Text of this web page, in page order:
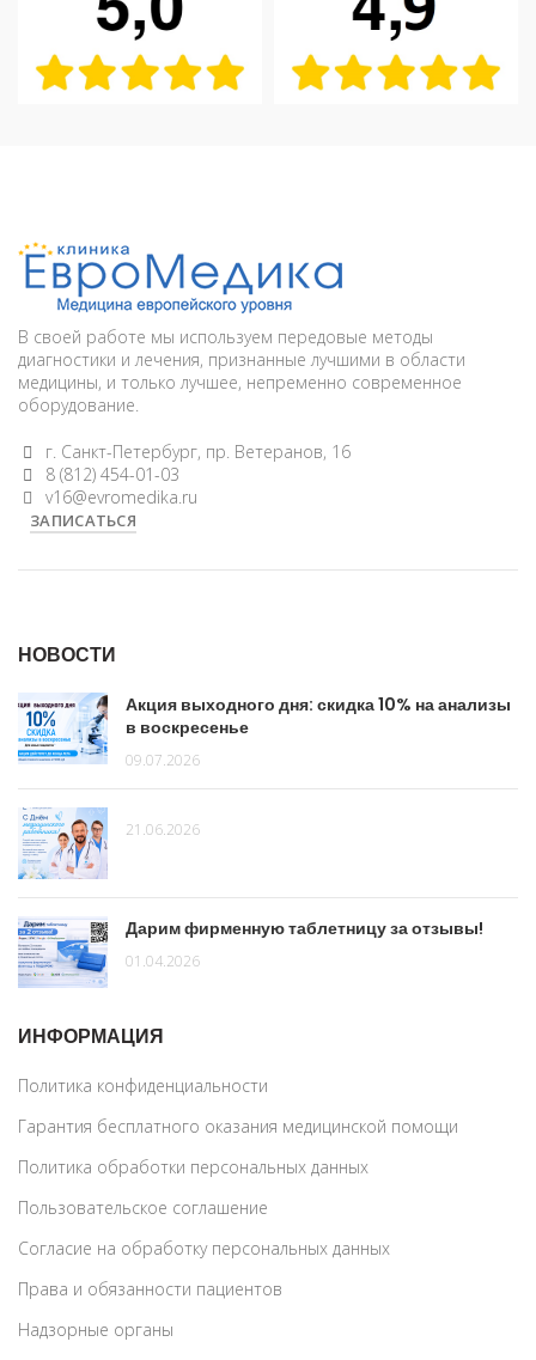
В своей работе мы используем передовые методы
диагностики и лечения, признанные лучшими в области
медицины, и только лучшее, непременно современное
оборудование.
г. Санкт-Петербург, пр. Ветеранов, 16
8 (812) 454-01-03
v16@evromedika.ru
ЗАПИСАТЬСЯ
НОВОСТИ
Акция выходного дня: скидка 10% на анализы
в воскресенье
09.07.2026
21.06.2026
Дарим фирменную таблетницу за отзывы!
01.04.2026
ИНФОРМАЦИЯ
Политика конфиденциальности
Гарантия бесплатного оказания медицинской помощи
Политика обработки персональных данных
Пользовательское соглашение
Согласие на обработку персональных данных
Права и обязанности пациентов
Надзорные органы